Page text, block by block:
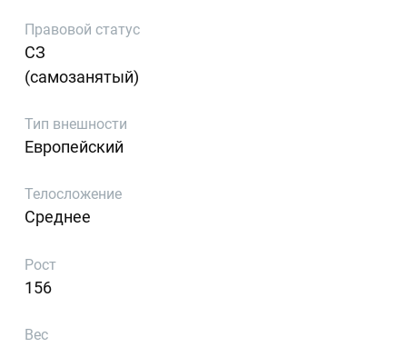
Правовой статус
СЗ
(самозанятый)
Тип внешности
Европейский
Телосложение
Среднее
Рост
156
Вес